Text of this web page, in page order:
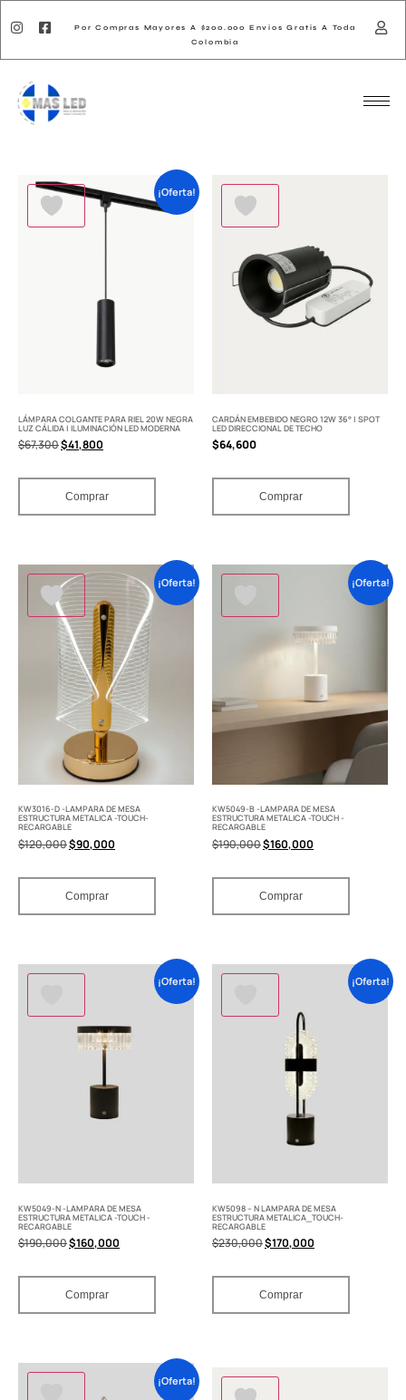
Por Compras Mayores A $200.000 Envios Gratis A Toda
Colombia
¡Oferta!
LÁMPARA COLGANTE PARA RIEL 20W NEGRA
LUZ CÁLIDA | ILUMINACIÓN LED MODERNA
$67,300$41,800
Comprar
CARDÁN EMBEBIDO NEGRO 12W 36° | SPOT
LED DIRECCIONAL DE TECHO
$64,600
Comprar
¡Oferta!
KW3016-D -LAMPARA DE MESA
ESTRUCTURA METALICA -TOUCH-
RECARGABLE
$120,000$90,000
Comprar
¡Oferta!
KW5049-B -LAMPARA DE MESA
ESTRUCTURA METALICA -TOUCH -
RECARGABLE
$190,000$160,000
Comprar
¡Oferta!
KW5049-N -LAMPARA DE MESA
ESTRUCTURA METALICA -TOUCH -
RECARGABLE
$190,000$160,000
Comprar
¡Oferta!
KW5098 – N LAMPARA DE MESA
ESTRUCTURA METALICA_TOUCH-
RECARGABLE
$230,000$170,000
Comprar
¡Oferta!